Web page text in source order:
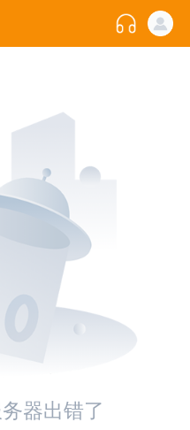
器出错了